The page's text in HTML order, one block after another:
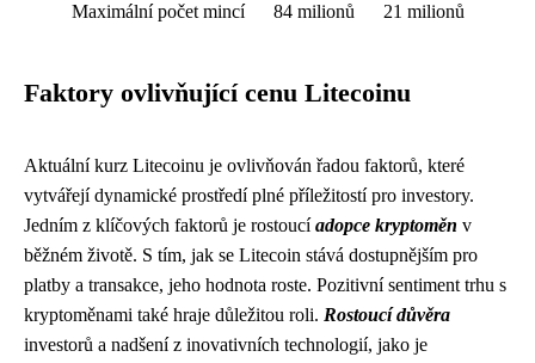
Maximální počet mincí 84 milionů 21 milionů
Faktory ovlivňující cenu Litecoinu
Aktuální kurz Litecoinu je ovlivňován řadou faktorů, které
vytvářejí dynamické prostředí plné příležitostí pro investory.
Jedním z klíčových faktorů je rostoucíadopce kryptoměn v
běžném životě. S tím, jak se Litecoin stává dostupnějším pro
platby a transakce, jeho hodnota roste. Pozitivní sentiment trhu s
kryptoměnami také hraje důležitou roli. Rostoucí důvěra
investorů a nadšení z inovativních technologií, jako je